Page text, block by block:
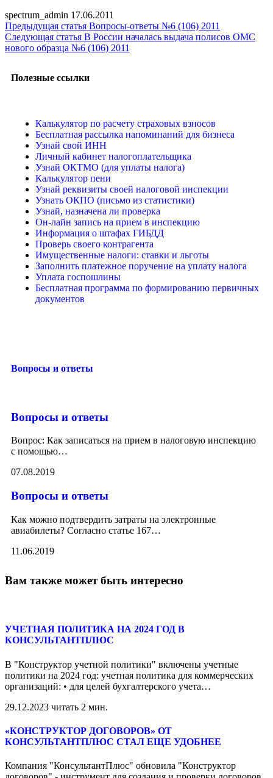
spectrum_admin 17.06.2011
Предыдущая статья Вопросы-ответы №6 (106) 2011
Следующая статья В России началась выдача полисов ОМС
нового образца №6 (106) 2011
Полезные ссылки
Калькулятор по расчету страховых взносов
Бесплатная рассылка напоминаний для бизнеса
Узнай свой ИНН
Личный кабинет налогоплательщика
Узнай ОКТМО (для уплаты налога)
Калькулятор пени
Узнай реквизиты своей налоговой инспекции
Узнать ОКПО (письмо из статистики)
Узнай, назначена ли проверка
Он-лайн запись на прием в инспекцию
Информация о штафах ГИБДД
Проверь своего контрагента
Имущественные налоги: ставки и льготы
Заполнить платежное поручение на уплату налога
Уплата госпошлины
Бесплатная программа по формированию первичных
документов
Вопросы и ответы
Вопросы и ответы
Вопрос: Как записаться на прием в налоговую инспекцию
с помощью…
07.08.2019
Вопросы и ответы
Как можно подтвердить затраты на электронные
авиабилеты? Согласно статье 167…
11.06.2019
Вам также может быть интересно
УЧЕТНАЯ ПОЛИТИКА НА 2024 ГОД В
КОНСУЛЬТАНТПЛЮС
В "Конструктор учетной политики" включены учетные
политики на 2024 год: учетная политика для коммерческих
организаций: • для целей бухгалтерского учета…
29.12.2023 читать 2 мин.
«КОНСТРУКТОР ДОГОВОРОВ» ОТ
КОНСУЛЬТАНТПЛЮС СТАЛ ЕЩЕ УДОБНЕЕ
Компания "КонсультантПлюс" обновила "Конструктор